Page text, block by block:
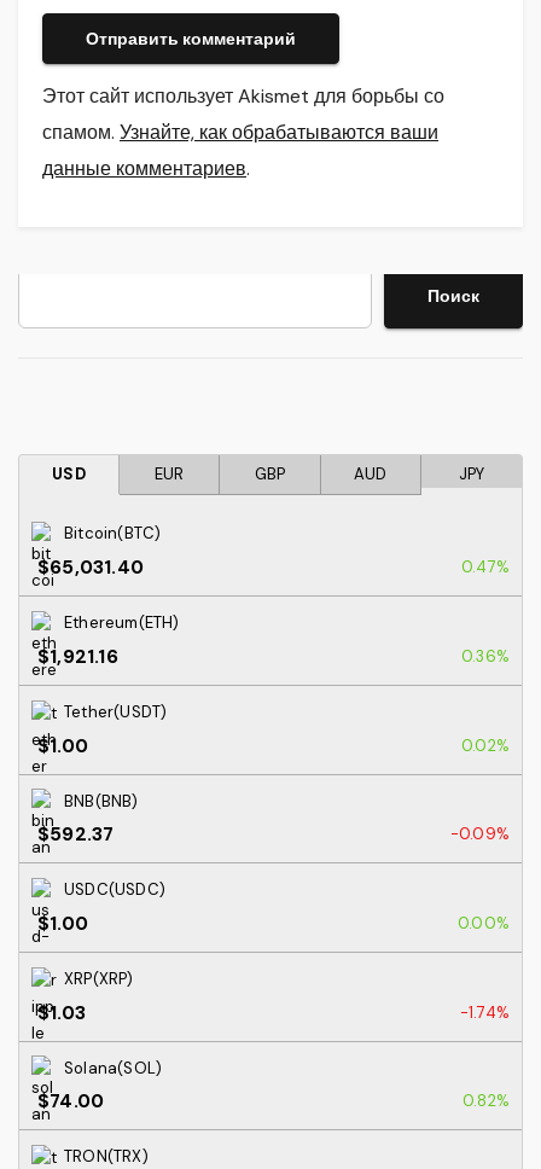
Этот сайт использует Akismet для борьбы со
спамом. Узнайте, как обрабатываются ваши
данные комментариев.
Поиск
USD EUR GBP AUD JPY
Bitcoin(BTC)
$65,031.40 0.47%
Ethereum(ETH)
$1,921.16 0.36%
Tether(USDT)
$1.00 0.02%
BNB(BNB)
$592.37 -0.09%
USDC(USDC)
$1.00 0.00%
XRP(XRP)
$1.03 -1.74%
Solana(SOL)
$74.00 0.82%
TRON(TRX)